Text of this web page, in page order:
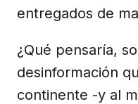
entregados de
¿Qué pensaría,
desinformación
continente -y al